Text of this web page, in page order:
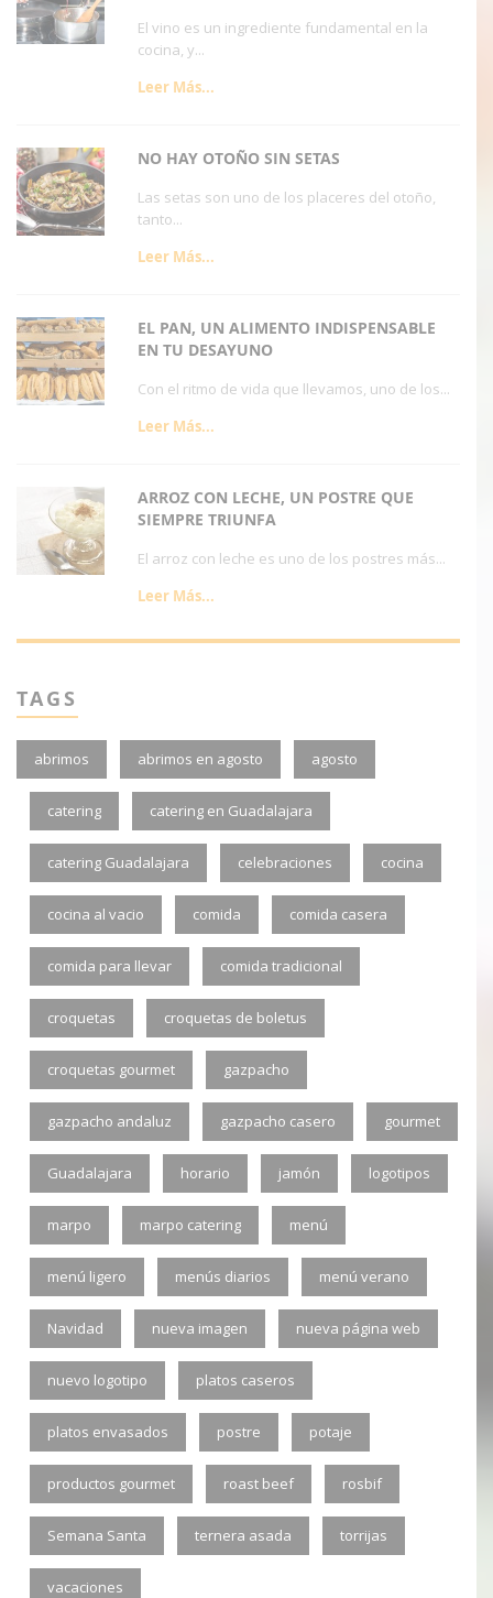
El vino es un ingrediente fundamental en la
cocina, y...
Leer Más...
NO HAY OTOÑO SIN SETAS
Las setas son uno de los placeres del otoño,
tanto...
Leer Más...
EL PAN, UN ALIMENTO INDISPENSABLE
EN TU DESAYUNO
Con el ritmo de vida que llevamos, uno de los...
Leer Más...
ARROZ CON LECHE, UN POSTRE QUE
SIEMPRE TRIUNFA
El arroz con leche es uno de los postres más...
Leer Más...
TAGS
abrimos abrimos en agosto agosto
catering catering en Guadalajara
catering Guadalajara celebraciones cocina
cocina al vacio comida comida casera
comida para llevar comida tradicional
croquetas croquetas de boletus
croquetas gourmet gazpacho
gazpacho andaluz gazpacho casero gourmet
Guadalajara horario jamón logotipos
marpo marpo catering menú
menú ligero menús diarios menú verano
Navidad nueva imagen nueva página web
nuevo logotipo platos caseros
platos envasados postre potaje
productos gourmet roast beef rosbif
Semana Santa ternera asada torrijas
vacaciones